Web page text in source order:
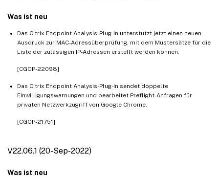
Was ist neu
Das Citrix Endpoint Analysis-Plug-In unterstützt jetzt einen neuen
Ausdruck zur MAC-Adressüberprüfung, mit dem Mustersätze für die
Liste der zulässigen IP-Adressen erstellt werden können.
[CGOP-22098]
Das Citrix Endpoint Analysis-Plug-In sendet doppelte
Einwilligungswarnungen und bearbeitet Preflight-Anfragen für
privaten Netzwerkzugriff von Google Chrome.
[CGOP-21751]
V22.06.1 (20-Sep-2022)
Was ist neu